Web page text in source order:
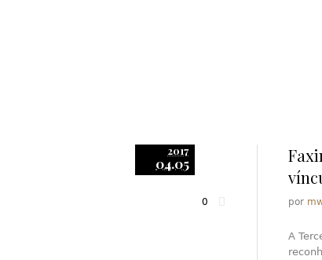
2017
04.05
0 por
A